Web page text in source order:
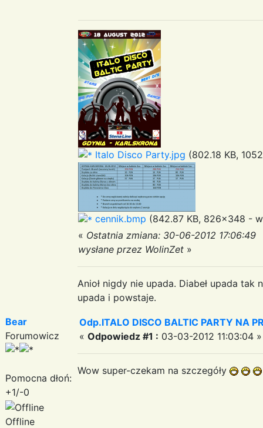
Italo Disco Party.jpg (802.18 KB,
cennik.bmp (842.87 KB, 826x348 -
« Ostatnia zmiana: 30-06-2012 17:06:49
wysłane przez WolinZet »
Anioł nigdy nie upada. Diabeł upada
upada i powstaje.
Bear
Forumowicz
Pomocna dłoń:
+1/-0
Offline
Odp.ITALO DISCO BALTIC PARTY NA
« Odpowiedz #1 : 03-03-2012 11:03:04 »
Wow super-czekam na szczegóły